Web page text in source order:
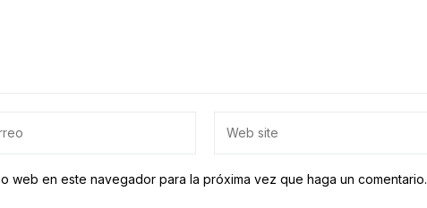
web en este navegador para la próxima vez que haga un comentario.